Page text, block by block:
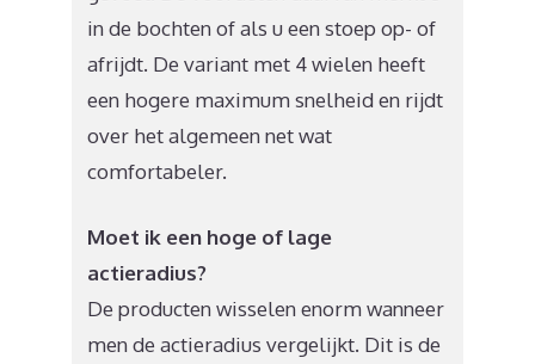
in de bochten of als u een stoep op- of
afrijdt. De variant met 4 wielen heeft
een hogere maximum snelheid en rijdt
over het algemeen net wat
comfortabeler.
Moet ik een hoge of lage
actieradius?
De producten wisselen enorm wanneer
men de actieradius vergelijkt. Dit is de